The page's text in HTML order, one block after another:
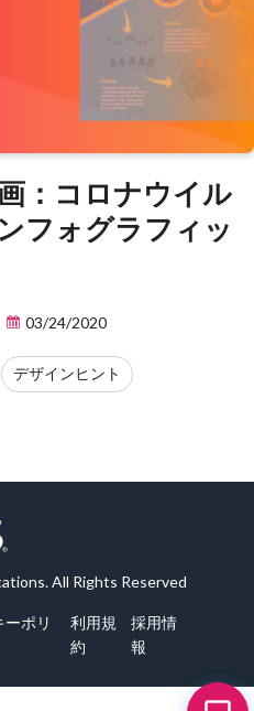
：コロナウイル
フォグラフィッ
03/24/2020
デザインヒント
All Rights Reserved
ーポリ
利用規
約
採用情
報